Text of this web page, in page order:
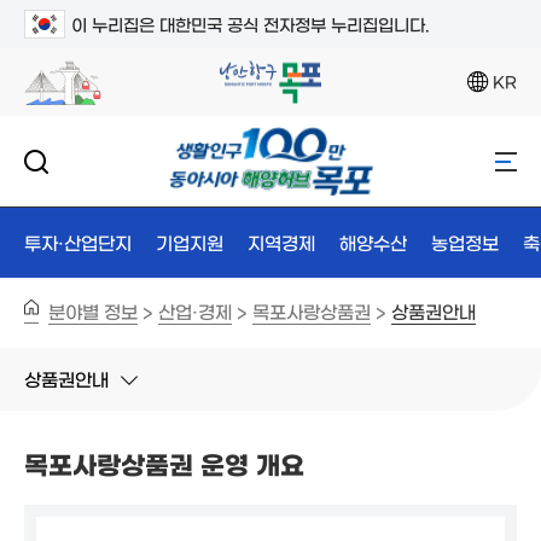
이 누리집은 대한민국 공식 전자정부 누리집입니다.
KR
투자·산업단지 기업지원 지역경제 해양수산 농업정보
분야별 정보 > 산업·경제 > 목포사랑상품권 > 상품권안내
상품권안내
목포사랑상품권 운영 개요